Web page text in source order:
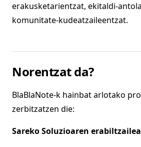
erakusketarientzat, ekitaldi-
komunitate-kudeatzaileentzat.
Norentzat da?
BlaBlaNote-k hainbat arlotako
zerbitzatzen die:
Sareko Soluzioaren